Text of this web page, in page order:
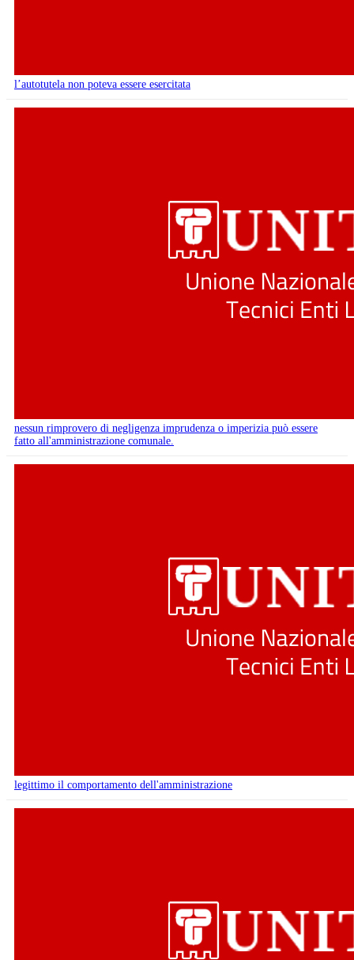
l’autotutela non poteva essere esercitata
nessun rimprovero di negligenza imprudenza o imperizia può essere
fatto all'amministrazione comunale.
legittimo il comportamento dell'amministrazione